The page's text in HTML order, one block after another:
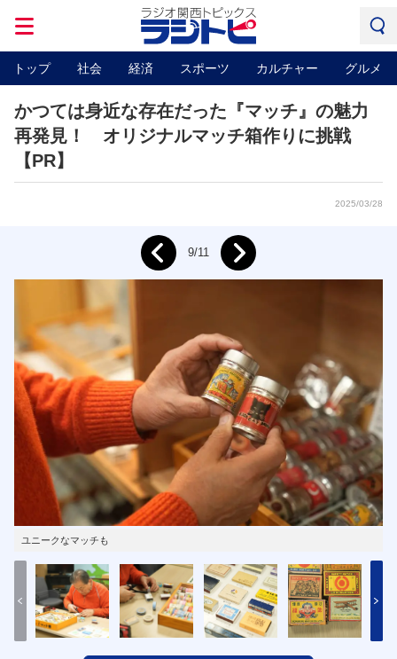
トップ 社会 経済 スポーツ カルチャー グルメ
かつては身近な存在だった『マッチ』の魅力
再発見！ オリジナルマッチ箱作りに挑戦
【PR】
2025/03/28
ユニークなマッチも
Prev 9/11 Next